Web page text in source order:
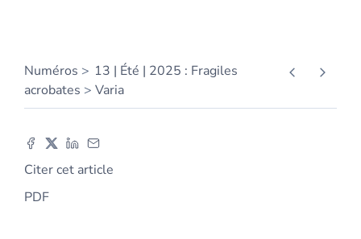
Numéros
13 | Été | 2025 : Fragiles
acrobates
Varia
Citer cet article
PDF